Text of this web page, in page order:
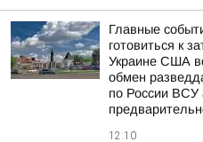
Главные
готовиться к
Украине США
обмен
по России ВСУ
12:10